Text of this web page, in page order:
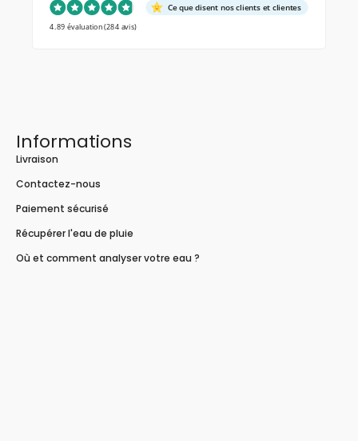
Ce que disent nos clients et clientes
4.89 évaluation(284 avis)
Informations
Livraison
Contactez-nous
Paiement sécurisé
Récupérer l'eau de pluie
Où et comment analyser votre eau ?